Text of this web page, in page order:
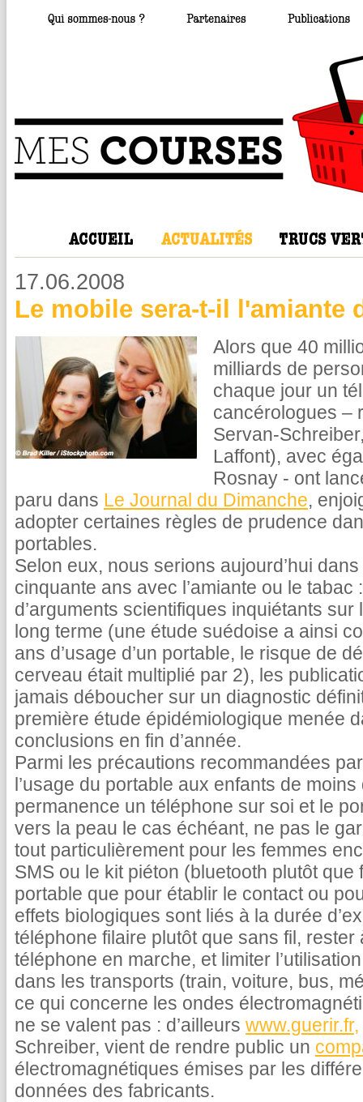
17.06.2008
Le mobile sera-t-il l'amiante
Alors que 40
milliards de
chaque jour un
cancérologues –
Servan-
Laffont), avec
Rosnay - ont
paru dans Le Journal du Dimanche,
adopter certaines règles de prudence
portables.
Selon eux, nous serions aujourd’hui
cinquante ans avec l’amiante ou le
d’arguments scientifiques inquiétants
long terme (une étude suédoise a ainsi
ans d’usage d’un portable, le risque de
cerveau était multiplié par 2), les
jamais déboucher sur un diagnostic
première étude épidémiologique menée
conclusions en fin d’année.
Parmi les précautions recommandées
l’usage du portable aux enfants de
permanence un téléphone sur soi et le
vers la peau le cas échéant, ne pas le
tout particulièrement pour les femmes
SMS ou le kit piéton (bluetooth plutôt que
portable que pour établir le contact ou
effets biologiques sont liés à la durée
téléphone filaire plutôt que sans fil, rester
téléphone en marche, et limiter
dans les transports (train, voiture, bus,
ce qui concerne les ondes
ne se valent pas : d’ailleurs www.guerir.fr,
Schreiber, vient de rendre public un
électromagnétiques émises par les
données des fabricants.